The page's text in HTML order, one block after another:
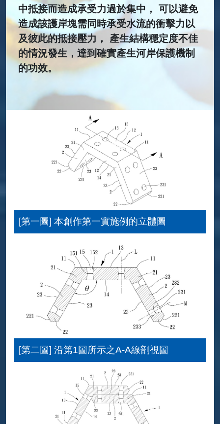
中抵接而造成承受力過於集中， 可以避免
造成該護岸塊需同時承受水流的衝擊力以
及彼此的抵接壓力， 產生結構穩定度不佳
的情況發生，達到確實產生河岸保護機制
的功效。
[第一圖] 本創作第一實施例的立體圖
[第二圖] 沿第1圖所示之A-A線剖視圖